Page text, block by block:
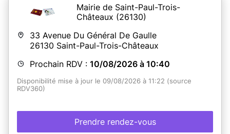
Ouvert tous les jours du lundi au vendredi de 9h à 12h et
de 14h à 17h, nous vous accueillerons sur rendez-vous
préalablement attribué via notre site internet
(www.lecres.fr).
En savoir plus
Mairie de Saint-Paul-Trois-
Châteaux (26130)
33 Avenue Du Général De Gaulle
26130 Saint-Paul-Trois-Châteaux
Prochain RDV : 10/08/2026 à 10:40
Disponibilité mise à jour le 09/08/2026 à 11:22 (source
RDV360)
Prendre rendez-vous